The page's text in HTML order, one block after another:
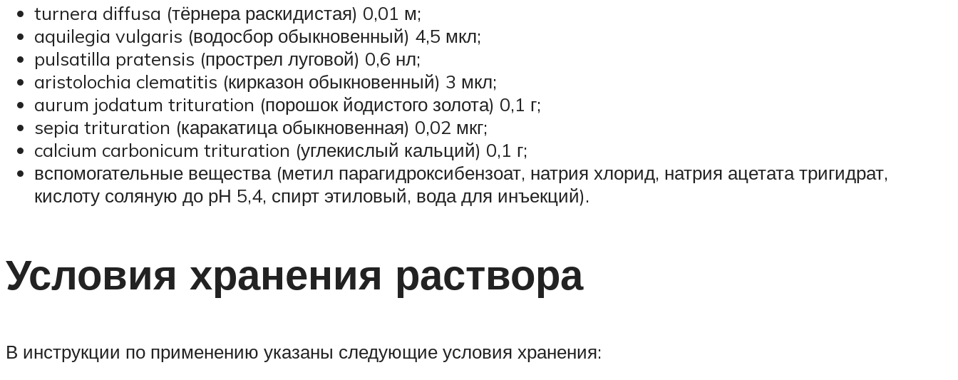
turnera diffusa (тёрнера раскидистая) 0,01 м;
aquilegia vulgaris (водосбор обыкновенный) 4,5 мкл;
pulsatilla pratensis (прострел луговой) 0,6 нл;
aristolochia clematitis (кирказон обыкновенный) 3 мкл;
aurum jodatum trituration (порошок йодистого золота) 0,1 г;
sepia trituration (каракатица обыкновенная) 0,02 мкг;
calcium carbonicum trituration (углекислый кальций) 0,1 г;
вспомогательные вещества (метил парагидроксибензоат, натрия хлорид, натрия ацетата тригидрат,
кислоту соляную до рН 5,4, спирт этиловый, вода для инъекций).
Условия хранения раствора
В инструкции по применению указаны следующие условия хранения: